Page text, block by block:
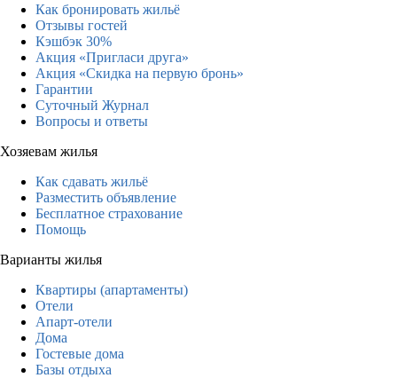
Как бронировать жильё
Отзывы гостей
Кэшбэк 30%
Акция «Пригласи друга»
Акция «Скидка на первую бронь»
Гарантии
Суточный Журнал
Вопросы и ответы
Хозяевам жилья
Как сдавать жильё
Разместить объявление
Бесплатное страхование
Помощь
Варианты жилья
Квартиры (апартаменты)
Отели
Апарт-отели
Дома
Гостевые дома
Базы отдыха